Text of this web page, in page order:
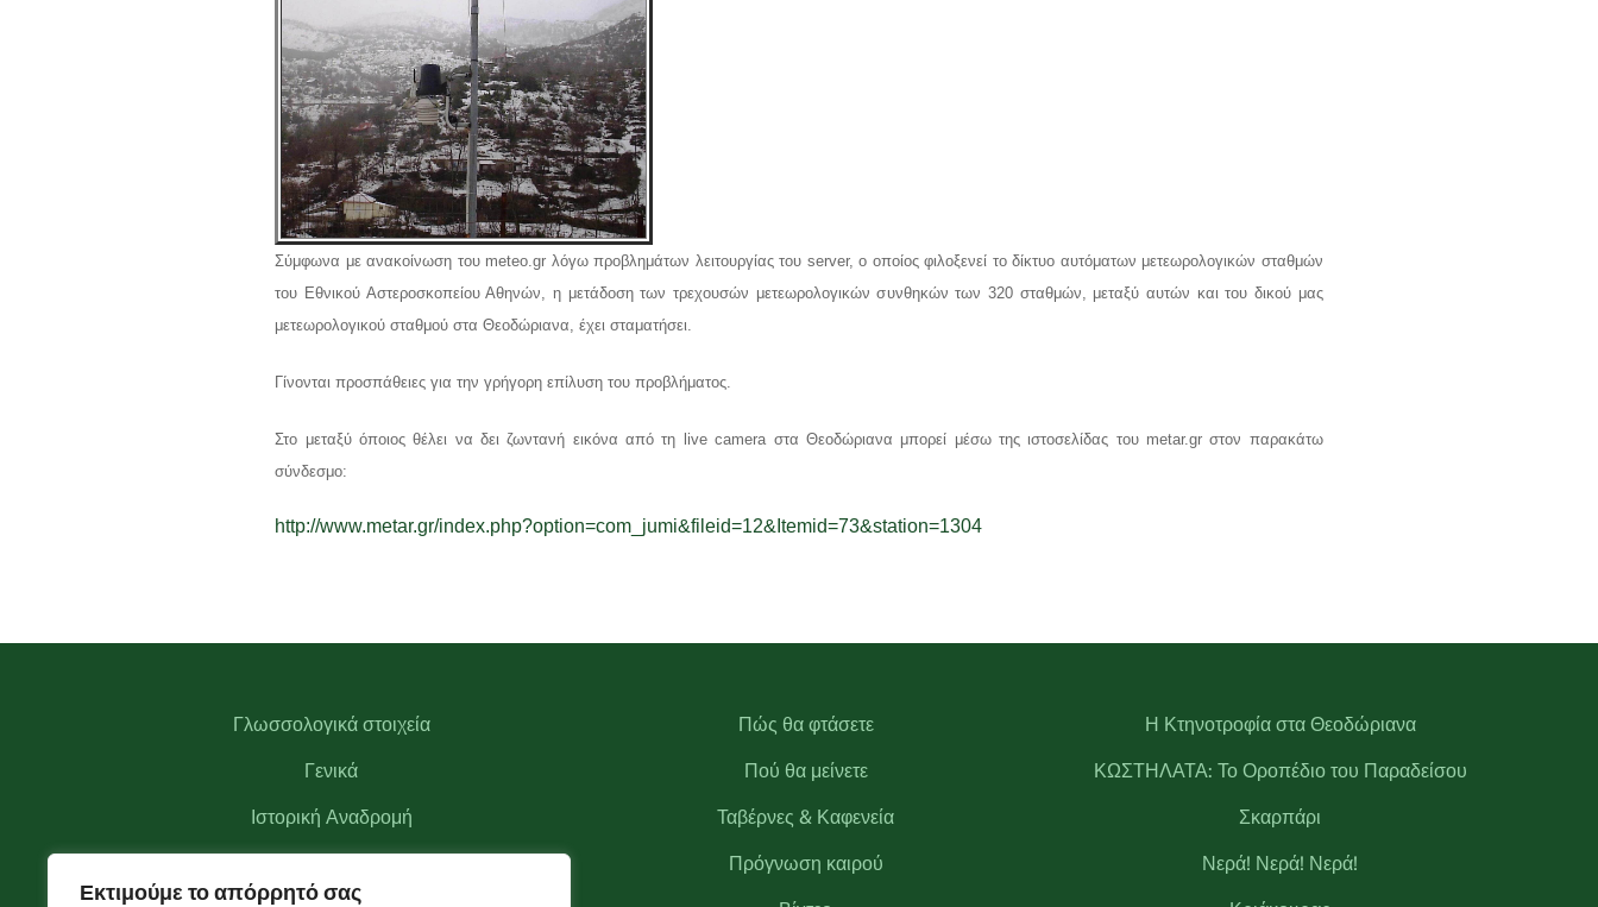
Εκτιμούμε το απόρρητό σας
Σύμφωνα με ανακοίνωση του meteo.gr λόγω προβλημάτων λειτουργίας του server, ο οποίος φιλοξενεί το δίκτυο αυτόματων μετεωρολογικών σταθμών
του Εθνικού Αστεροσκοπείου Αθηνών, η μετάδοση των τρεχουσών μετεωρολογικών συνθηκών των 320 σταθμών, μεταξύ αυτών και του δικού μας
μετεωρολογικού σταθμού στα Θεοδώριανα, έχει σταματήσει.
Γίνονται προσπάθειες για την γρήγορη επίλυση του προβλήματος.
Στο μεταξύ όποιος θέλει να δει ζωντανή εικόνα από τη live camera στα Θεοδώριανα μπορεί μέσω της ιστοσελίδας του metar.gr στον παρακάτω
σύνδεσμο:
http://www.metar.gr/index.php?option=com_jumi&fileid=12&Itemid=73&station=1304
Γλωσσολογικά στοιχεία
Γενικά
Ιστορική Αναδρομή
Πώς θα φτάσετε
Πού θα μείνετε
Ταβέρνες & Καφενεία
Πρόγνωση καιρού
Η Κτηνοτροφία στα Θεοδώριανα
ΚΩΣΤΗΛΑΤΑ: Το Οροπέδιο του Παραδείσου
Σκαρπάρι
Νερά! Νερά! Νερά!